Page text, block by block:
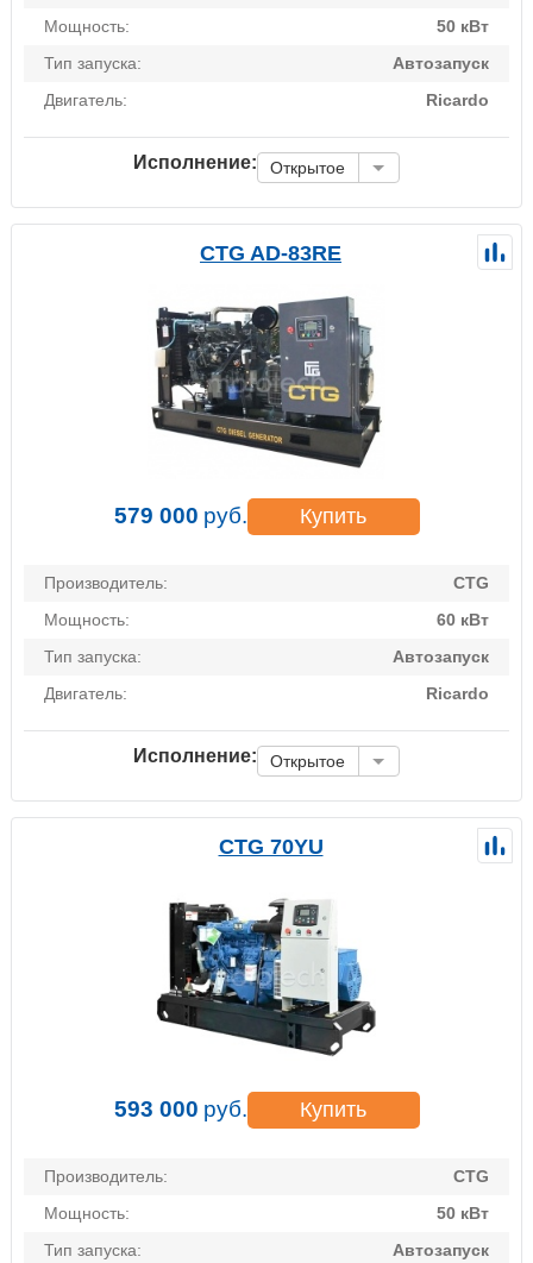
Мощность:
50 кВт
Тип запуска:
Автозапуск
Двигатель:
Ricardo
Исполнение: Открытое
CTG AD-83RE
579 000 руб. Купить
Производитель:
CTG
Мощность:
60 кВт
Тип запуска:
Автозапуск
Двигатель:
Ricardo
Исполнение: Открытое
CTG 70YU
593 000 руб. Купить
Производитель:
CTG
Мощность:
50 кВт
Тип запуска:
Автозапуск